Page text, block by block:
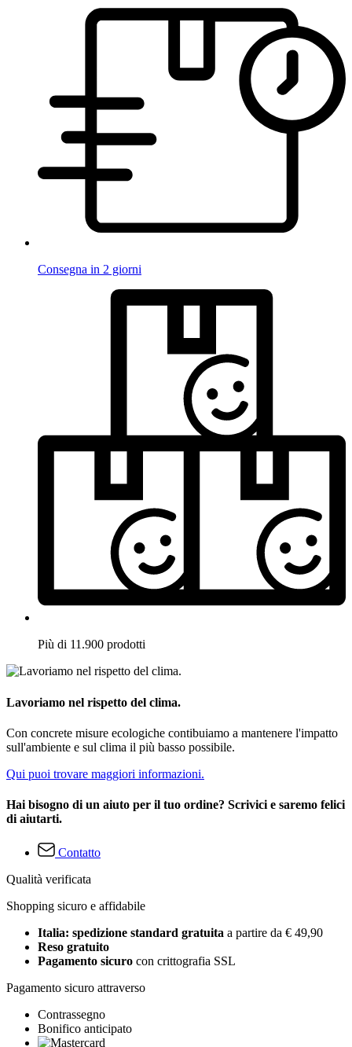
Consegna in 2 giorni
Più di 11.900 prodotti
Lavoriamo nel rispetto del clima.
Con concrete misure ecologiche contibuiamo a mantenere l'impatto
sull'ambiente e sul clima il più basso possibile.
Qui puoi trovare maggiori informazioni.
Hai bisogno di un aiuto per il tuo ordine? Scrivici e saremo felici
di aiutarti.
Contatto
Qualità verificata
Shopping sicuro e affidabile
Italia: spedizione standard gratuita a partire da € 49,90
Reso gratuito
Pagamento sicuro con crittografia SSL
Pagamento sicuro attraverso
Contrassegno
Bonifico anticipato